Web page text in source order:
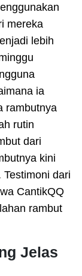
mereka
lebih
ia
rambutnya
rutin
dari
kini
dari
CantikQQ
rambut
Jelas